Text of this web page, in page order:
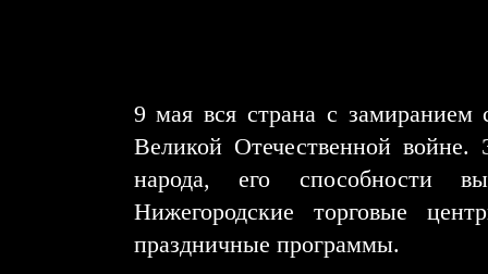
9 мая вся страна с замиранием
Великой Отечественной
народа, его способности
Нижегородские торговые
праздничные программы.